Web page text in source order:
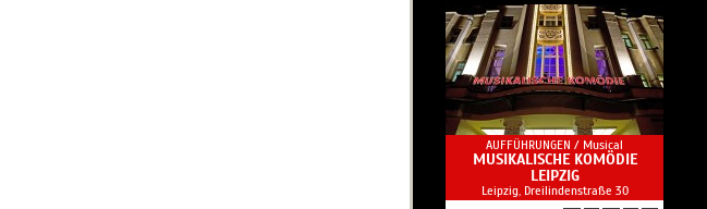
Kinder und Familien
Die Oper Leipzig bildet das
Dach für ein Drei-Sparten-
Haus bestehend aus Oper,
Leipziger Ballett und der
Musikalischen Komödie.
AUFFÜHRUNGEN / Musical
MUSIKALISCHE KOMÖDIE
LEIPZIG
Leipzig, Dreilindenstraße 30